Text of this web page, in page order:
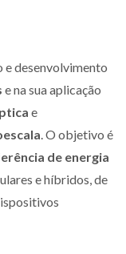
e desenvolvimento
e na sua aplicação
e
. O objetivo é
de energia
e híbridos, de